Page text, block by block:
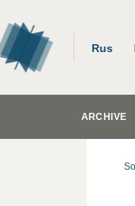
Rus
ARCHIVE